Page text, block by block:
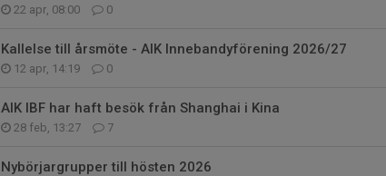
22 apr, 08:00 0
Kallelse till årsmöte - AIK Innebandyförening 2026/27
12 apr, 14:19 0
AIK IBF har haft besök från Shanghai i Kina
28 feb, 13:27 7
Nybörjargrupper till hösten 2026